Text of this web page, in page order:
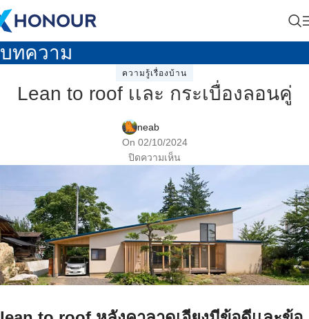
บทความ
ความรู้เรื่องบ้าน
Lean to roof เเละ กระเบื่องลอนคู่
neab
On 02/10/2024
ปิดความเห็น